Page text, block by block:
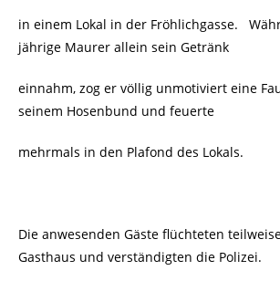
in einem Lokal in der Fröhlichgasse.
jährige Maurer allein sein Getränk
einnahm, zog er völlig unmotiviert eine
seinem Hosenbund und feuerte
mehrmals in den Plafond des Lokals.
Die anwesenden Gäste flüchteten
Gasthaus und verständigten die Polizei.